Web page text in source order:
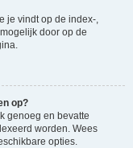
je vindt op de index-,
door op de
op?
genoeg en bevatte
worden. Wees
opties.